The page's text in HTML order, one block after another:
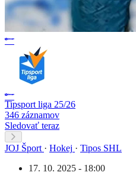
Tipsport liga 25/26
346 záznamov
Sledovať teraz
JOJ Šport · Hokej · Tipos SHL
17. 10. 2025 - 18:00